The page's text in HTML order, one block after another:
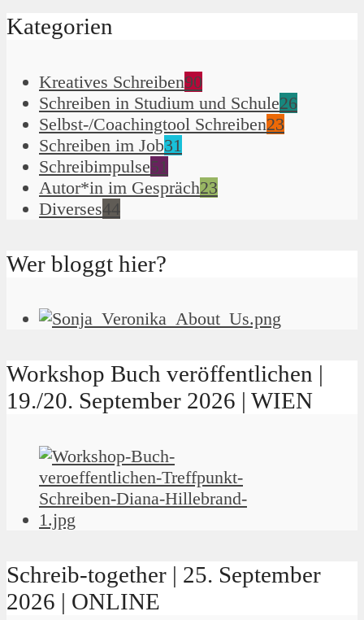
Kategorien
Kreatives Schreiben90
Schreiben in Studium und Schule26
Selbst-/Coachingtool Schreiben23
Schreiben im Job31
Schreibimpulse51
Autor*in im Gespräch23
Diverses44
Wer bloggt hier?
Workshop Buch veröffentlichen |
19./20. September 2026 | WIEN
Schreib-together | 25. September
2026 | ONLINE